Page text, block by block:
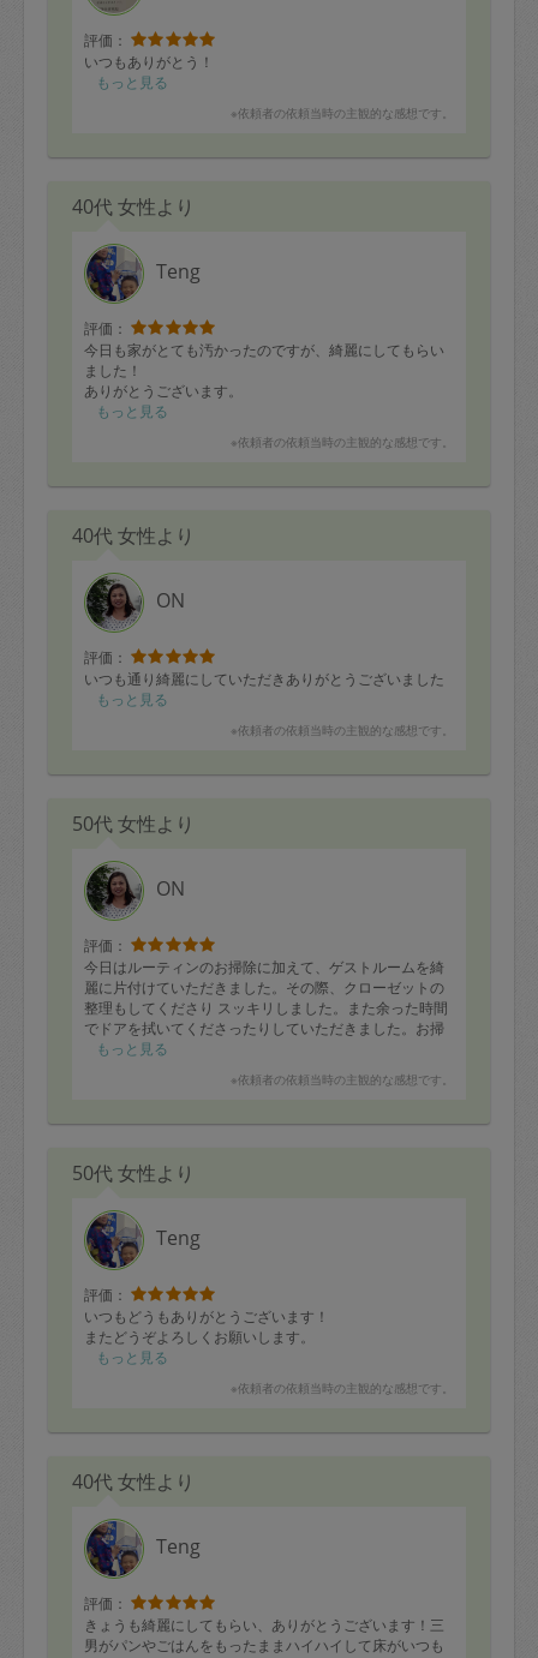
評価：
いつもありがとう！
もっと見る
※依頼者の依頼当時の主観的な感想です。
40代 女性より
Teng
評価：
今日も家がとても汚かったのですが、綺麗にしてもらい
ました！
ありがとうございます。
もっと見る
※依頼者の依頼当時の主観的な感想です。
40代 女性より
ON
評価：
いつも通り綺麗にしていただきありがとうございました
もっと見る
※依頼者の依頼当時の主観的な感想です。
50代 女性より
ON
評価：
今日はルーティンのお掃除に加えて、ゲストルームを綺
麗に片付けていただきました。その際、クローゼットの
整理もしてくださり スッキリしました。また余った時間
でドアを拭いてくださったりしていただきました。お掃
除も手際よくしてくださいますし、整理整頓が特に上手
今年もどうぞよろしくお願いいたします。
もっと見る
※依頼者の依頼当時の主観的な感想です。
50代 女性より
Teng
評価：
いつもどうもありがとうございます！
またどうぞよろしくお願いします。
もっと見る
※依頼者の依頼当時の主観的な感想です。
40代 女性より
Teng
評価：
きょうも綺麗にしてもらい、ありがとうございます！三
男がパンやごはんをもったままハイハイして床がいつも